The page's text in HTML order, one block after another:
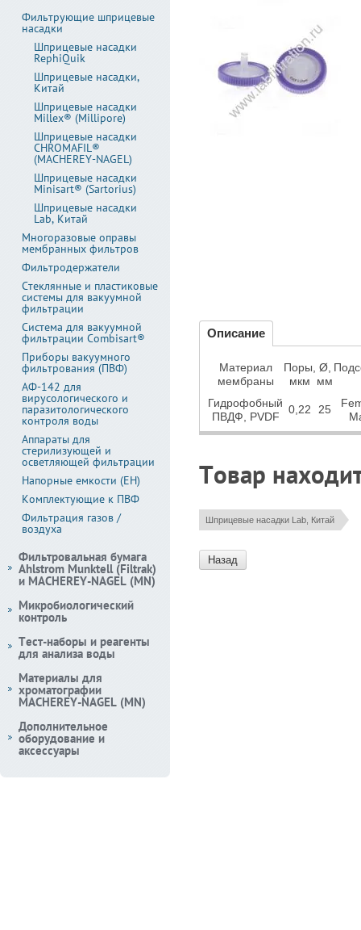
Описание
Материал
мембраны
Поры,
мкм
Ø,
мм
Гидрофобный
ПВДФ, PVDF
0,22 25
Товар
Шприцевые насадки Lab, Китай
Назад
Фильтрующие шприцевые
насадки
Шприцевые насадки
RephiQuik
Шприцевые насадки,
Китай
Шприцевые насадки
Millex® (Millipore)
Шприцевые насадки
CHROMAFIL®
(MACHEREY-NAGEL)
Шприцевые насадки
Minisart® (Sartorius)
Шприцевые насадки
Lab, Китай
Многоразовые оправы
мембранных фильтров
Фильтродержатели
Стеклянные и пластиковые
системы для вакуумной
фильтрации
Система для вакуумной
фильтрации Combisart®
Приборы вакуумного
фильтрования (ПВФ)
АФ-142 для
вирусологического и
паразитологического
контроля воды
Аппараты для
стерилизующей и
осветляющей фильтрации
Напорные емкости (ЕН)
Комплектующие к ПВФ
Фильтрация газов /
воздуха
Фильтровальная бумага
Ahlstrom Munktell (Filtrak)
и MACHEREY-NAGEL (MN)
Микробиологический
контроль
Тест-наборы и реагенты
для анализа воды
Материалы для
хроматографии
MACHEREY-NAGEL (MN)
Дополнительное
оборудование и
аксессуары